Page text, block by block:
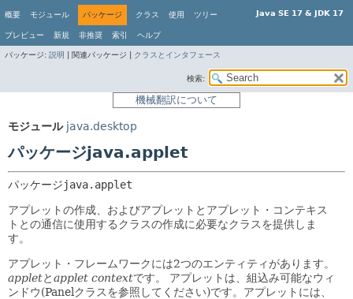
Java SE 17 & JDK 17
概要 モジュール パッケージ クラス 使用 ツリー
プレビュー 新規 非推奨 索引 ヘルプ
パッケージ: 説明 関連パッケージ | クラスとインタフェース
検索:
機械翻訳について
モジュール java.desktop
パッケージjava.applet
パッケージjava.applet
アプレットの作成、およびアプレットとアプレット・コンテキス
トとの通信に使用するクラスの作成に必要なクラスを提供しま
す。
アプレット・フレームワークには2つのエンティティがあります。
appletとapplet contextです。
アプレットは、組込み可能なウィ
ンドウ(Panelクラスを参照してください)です。アプレットには、